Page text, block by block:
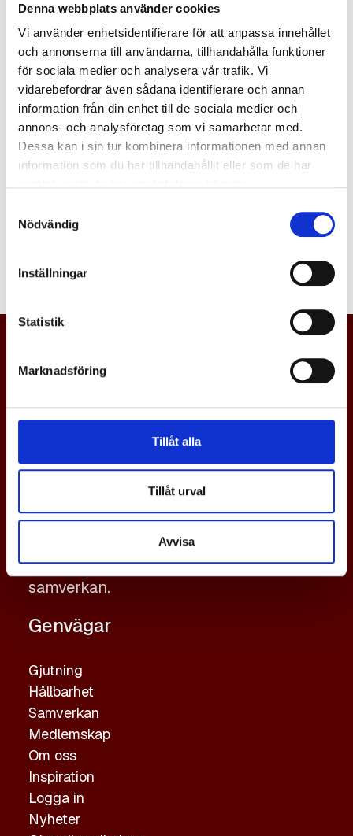
Denna webbplats använder cookies
Vi använder enhetsidentifierare för att anpassa innehållet
och annonserna till användarna, tillhandahålla funktioner
för sociala medier och analysera vår trafik. Vi
vidarebefordrar även sådana identifierare och annan
information från din enhet till de sociala medier och
annons- och analysföretag som vi samarbetar med.
Dessa kan i sin tur kombinera informationen med annan
information som du har tillhandahållit eller som de har
Nödvändig
Inställningar
Statistik
Marknadsföring
Tillåt alla
Tillåt urval
Avvisa
E-post
Lösenord
En svensk gjuteriindustri i världsklass,
med tillväxt och konkurrenskraft via
samverkan.
Genvägar
Gjutning
Hållbarhet
Samverkan
Medlemskap
Om oss
Inspiration
Logga in
Nyheter